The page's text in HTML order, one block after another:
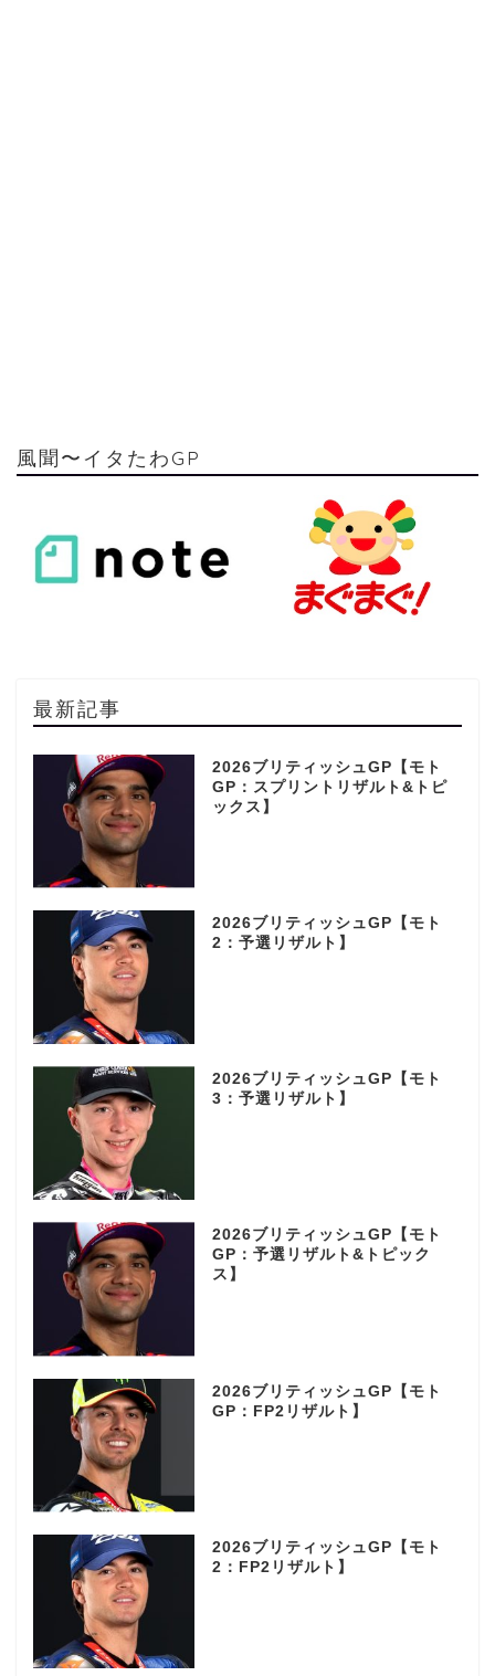
風聞〜イタたわGP
最新記事
2026ブリティッシュGP【モト
GP：スプリントリザルト&トピ
ックス】
2026ブリティッシュGP【モト
2：予選リザルト】
2026ブリティッシュGP【モト
3：予選リザルト】
2026ブリティッシュGP【モト
GP：予選リザルト&トピック
ス】
2026ブリティッシュGP【モト
GP：FP2リザルト】
2026ブリティッシュGP【モト
2：FP2リザルト】